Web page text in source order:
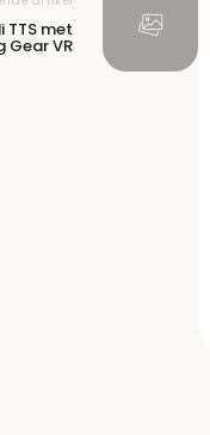
TTS met
Gear VR